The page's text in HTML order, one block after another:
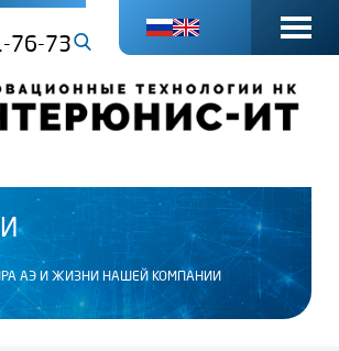
76-73
АЭ И ЖИЗНИ НАШЕЙ КОМПАНИИ